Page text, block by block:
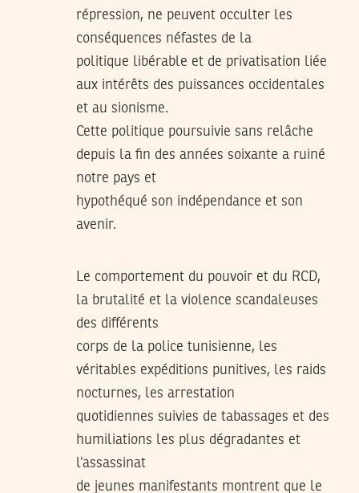
répression, ne peuvent occulter les
conséquences néfastes de la
politique libérable et de privatisation liée
aux intérêts des puissances occidentales
et au sionisme.
Cette politique poursuivie sans relâche
depuis la fin des années soixante a ruiné
notre pays et
hypothéqué son indépendance et son
avenir.
Le comportement du pouvoir et du RCD,
la brutalité et la violence scandaleuses
des différents
corps de la police tunisienne, les
véritables expéditions punitives, les raids
nocturnes, les arrestation
quotidiennes suivies de tabassages et des
humiliations les plus dégradantes et
l’assassinat
de jeunes manifestants montrent que le